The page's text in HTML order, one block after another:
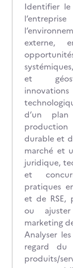
Identifier
externe,
et
d’un plan
durable et
marché et
juridique,
et
pratiques
et de RSE,
ou
marketing
Analyser
regard du
produits/